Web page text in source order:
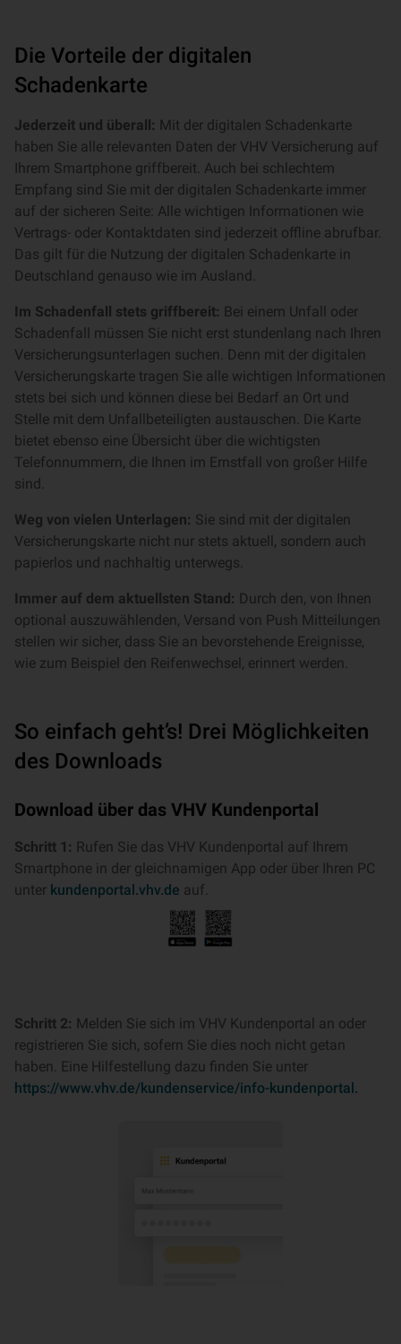
Die Vorteile der digitalen
Schadenkarte
Jederzeit und überall: Mit der digitalen Schadenkarte
haben Sie alle relevanten Daten der VHV Versicherung auf
Ihrem Smartphone griffbereit. Auch bei schlechtem
Empfang sind Sie mit der digitalen Schadenkarte immer
auf der sicheren Seite: Alle wichtigen Informationen wie
Vertrags- oder Kontaktdaten sind jederzeit offline abrufbar.
Das gilt für die Nutzung der digitalen Schadenkarte in
Deutschland genauso wie im Ausland.
Im Schadenfall stets griffbereit: Bei einem Unfall oder
Schadenfall müssen Sie nicht erst stundenlang nach Ihren
Versicherungsunterlagen suchen. Denn mit der digitalen
Versicherungskarte tragen Sie alle wichtigen Informationen
stets bei sich und können diese bei Bedarf an Ort und
Stelle mit dem Unfallbeteiligten austauschen. Die Karte
bietet ebenso eine Übersicht über die wichtigsten
Telefonnummern, die Ihnen im Ernstfall von großer Hilfe
sind.
Weg von vielen Unterlagen: Sie sind mit der digitalen
Versicherungskarte nicht nur stets aktuell, sondern auch
papierlos und nachhaltig unterwegs.
Immer auf dem aktuellsten Stand: Durch den, von Ihnen
optional auszuwählenden, Versand von Push Mitteilungen
stellen wir sicher, dass Sie an bevorstehende Ereignisse,
wie zum Beispiel den Reifenwechsel, erinnert werden.
So einfach geht’s! Drei Möglichkeiten
des Downloads
Download über das VHV Kundenportal
Schritt 1: Rufen Sie das VHV Kundenportal auf Ihrem
Smartphone in der gleichnamigen App oder über Ihren PC
unter kundenportal.vhv.de auf.
Schritt 2: Melden Sie sich im VHV Kundenportal an oder
registrieren Sie sich, sofern Sie dies noch nicht getan
haben. Eine Hilfestellung dazu finden Sie unter
https://www.vhv.de/kundenservice/info-kundenportal.